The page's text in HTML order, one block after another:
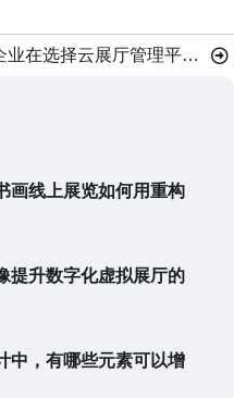
企业在选择云展厅管理平台时，需要考虑哪些因素？
画线上展览如何用重构
提升数字化虚拟展厅的
中，有哪些元素可以增